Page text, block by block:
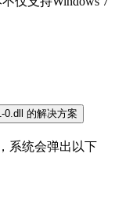
0.dll 的解决方案
系统会弹出以下